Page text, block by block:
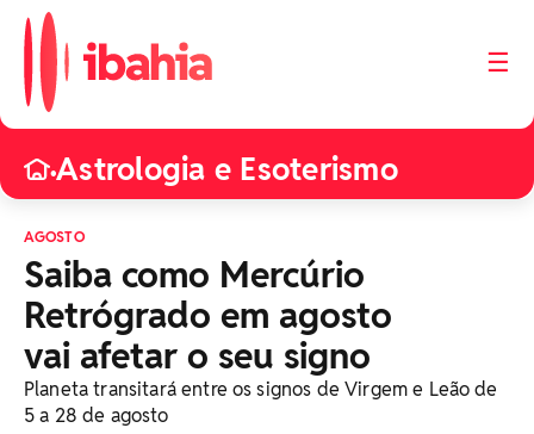
☰
•Astrologia e Esoterismo
AGOSTO
Saiba como Mercúrio
Retrógrado em agosto
vai afetar o seu signo
Planeta transitará entre os signos de Virgem e Leão de
5 a 28 de agosto